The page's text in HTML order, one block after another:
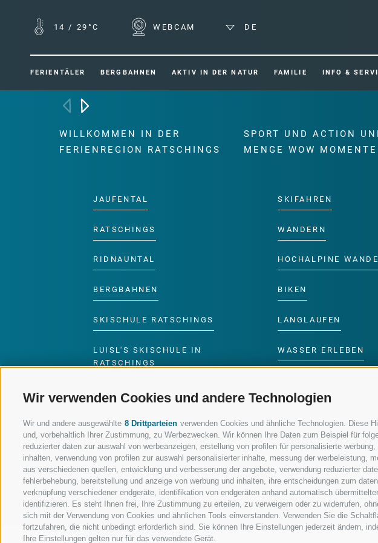
Wir verwenden Cookies und andere Technologien
Wir und andere ausgewählte 8 Drittparteien verwenden Cookies und ähnliche Technologien. Diese
und, vorbehaltlich Ihrer Zustimmung, zu Werbezwecken. Wir können Ihre Daten zum Beispiel für
reduzierter daten zur auswahl von werbeanzeigen, erstellung von profilen für personalisierte
inhalten, verwendung von profilen zur auswahl personalisierter inhalte, messung der
aus verschiedenen quellen, entwicklung und verbesserung der angebote, verwendung reduzierter
fehlerbehebung, bereitstellung und anzeige von werbung und inhalten, ihre entscheidungen zum
verknüpfung verschiedener endgeräte, identifikation von endgeräten anhand automatisch
identifizieren. Es steht Ihnen frei, Ihre Zustimmung zu erteilen, zu verweigern oder zu widerrufen,
sich mit der Verwendung von Cookies und ähnlichen Tools einverstanden. Verwenden Sie die
fortzufahren, die nicht unbedingt erforderlich sind. Sie können Ihre Einstellungen jederzeit ändern,
Ihre Einstellungen gelten nur für das verwendete Gerät.
14 / 29°C WEBCAM DE
FERIENTÄLER BERGBAHNEN AKTIV IN DER NATUR FAMILIE INFO &
WILLKOMMEN IN DER
FERIENREGION RATSCHINGS
JAUFENTAL
RATSCHINGS
RIDNAUNTAL
BERGBAHNEN
SKISCHULE RATSCHINGS
LUISL'S SKISCHULE IN
RATSCHINGS
SPORT UND ACTION
MENGE WOW MOMENTE
SKIFAHREN
WANDERN
HOCHALPINE
BIKEN
LANGLAUFEN
WASSER ERLEBEN
FOLGE UNS AUF SOCIAL MEDIA